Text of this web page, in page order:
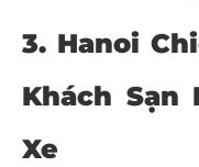
3. Hanoi
Khách Sạn
Xe